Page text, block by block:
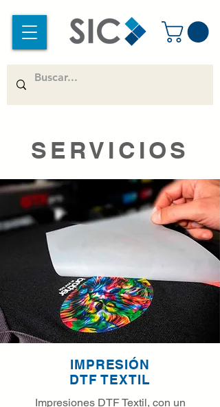
SERVICIOS
IMPRESIÓN
DTF TEXTIL
Impresiones DTF Textil, con un